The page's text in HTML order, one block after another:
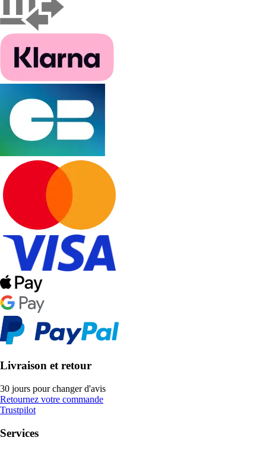
Livraison et retour
30 jours pour changer d'avis
Retournez votre commande
Trustpilot
Services